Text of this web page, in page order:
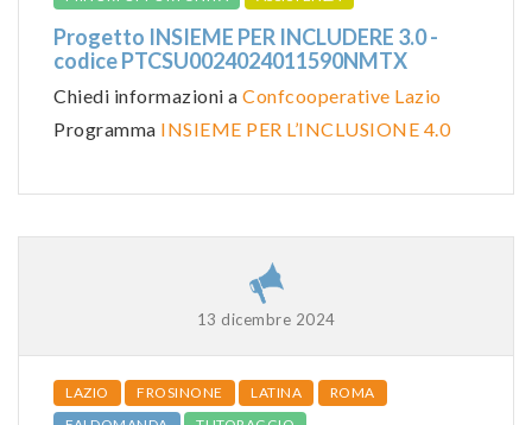
Progetto INSIEME PER INCLUDERE 3.0 -
codice PTCSU0024024011590NMTX
Chiedi informazioni a Confcooperative Lazio
Programma INSIEME PER L’INCLUSIONE 4.0
13 dicembre 2024
LAZIO FROSINONE LATINA
ROMA